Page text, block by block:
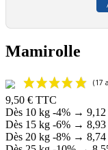
Mamirolle
9,50 € TTC
Dès 10 kg -4% → 9,12
Dès 15 kg -6% → 8,93
Dès 20 kg -8% → 8,74